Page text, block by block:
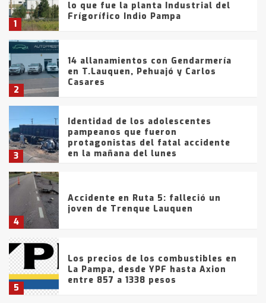
1
lo que fue la planta Industrial del
Frígorífico Indio Pampa
2
14 allanamientos con Gendarmería
en T.Lauquen, Pehuajó y Carlos
Casares
3
Identidad de los adolescentes
pampeanos que fueron
protagonistas del fatal accidente
en la mañana del lunes
4
Accidente en Ruta 5: falleció un
joven de Trenque Lauquen
5
Los precios de los combustibles en
La Pampa, desde YPF hasta Axion
entre 857 a 1338 pesos